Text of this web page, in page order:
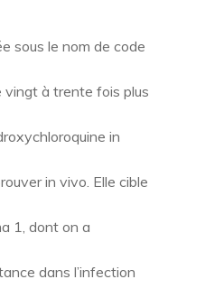
sous le nom de code
vingt à trente fois plus
in
in vivo. Elle cible
1, dont on a
dans l’infection